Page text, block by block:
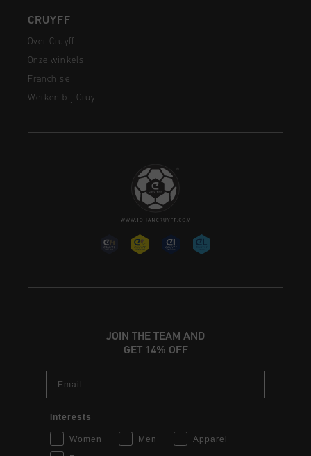
CRUYFF
Over Cruyff
Onze winkels
Franchise
Werken bij Cruyff
JOIN THE TEAM AND
GET 14% OFF
Interests
Women Men
Apparel